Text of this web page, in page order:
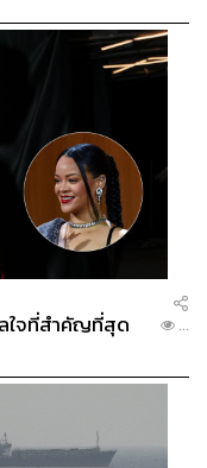
ใจที่สำคัญที่สุด
...